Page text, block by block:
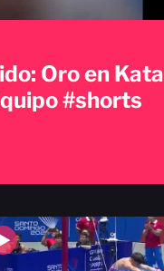
Oro en Kata
#shorts